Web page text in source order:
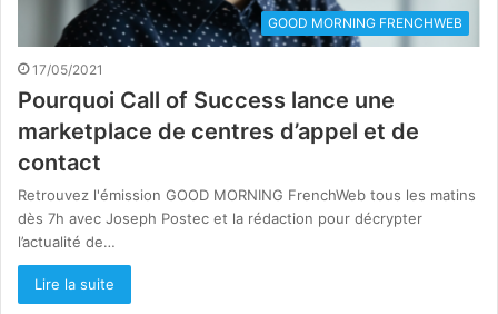
GOOD MORNING FRENCHWEB
17/05/2021
Pourquoi Call of Success lance une
marketplace de centres d’appel et de
contact
Retrouvez l'émission GOOD MORNING FrenchWeb tous les matins
dès 7h avec Joseph Postec et la rédaction pour décrypter
l’actualité de…
Lire la suite